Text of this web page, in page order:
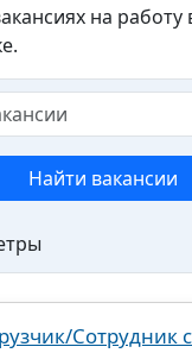
на
Найти вакансии
Сотрудник
календарь
ЗАГСа